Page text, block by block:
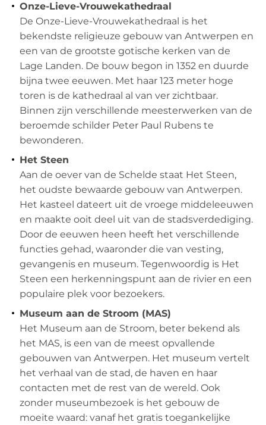
Onze-Lieve-Vrouwekathedraal
De Onze-Lieve-Vrouwekathedraal is het
bekendste religieuze gebouw van Antwerpen en
een van de grootste gotische kerken van de
Lage Landen. De bouw begon in 1352 en duurde
bijna twee eeuwen. Met haar 123 meter hoge
toren is de kathedraal al van ver zichtbaar.
Binnen zijn verschillende meesterwerken van de
beroemde schilder Peter Paul Rubens te
bewonderen.
Het Steen
Aan de oever van de Schelde staat Het Steen,
het oudste bewaarde gebouw van Antwerpen.
Het kasteel dateert uit de vroege middeleeuwen
en maakte ooit deel uit van de stadsverdediging.
Door de eeuwen heen heeft het verschillende
functies gehad, waaronder die van vesting,
gevangenis en museum. Tegenwoordig is Het
Steen een herkenningspunt aan de rivier en een
populaire plek voor bezoekers.
Museum aan de Stroom (MAS)
Het Museum aan de Stroom, beter bekend als
het MAS, is een van de meest opvallende
gebouwen van Antwerpen. Het museum vertelt
het verhaal van de stad, de haven en haar
contacten met de rest van de wereld. Ook
zonder museumbezoek is het gebouw de
moeite waard: vanaf het gratis toegankelijke